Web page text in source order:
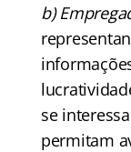
b)
se
permitam